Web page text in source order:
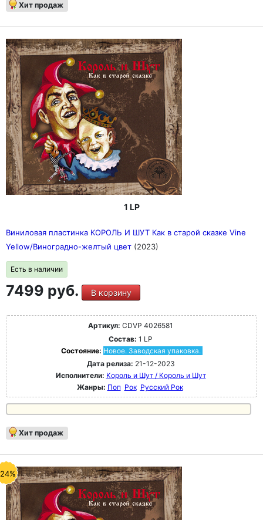
Хит продаж
1 LP
Виниловая пластинка КОРОЛЬ И ШУТ Как в старой сказке Vine
Yellow/Виноградно-желтый цвет (2023)
Есть в наличии
7499 руб. В корзину
Артикул: CDVP 4026581
Состав: 1 LP
Состояние: Новое. Заводская упаковка.
Дата релиза: 21-12-2023
Исполнители: Король и Шут / Король и Шут
Жанры: Поп Рок Русский Рок
Хит продаж